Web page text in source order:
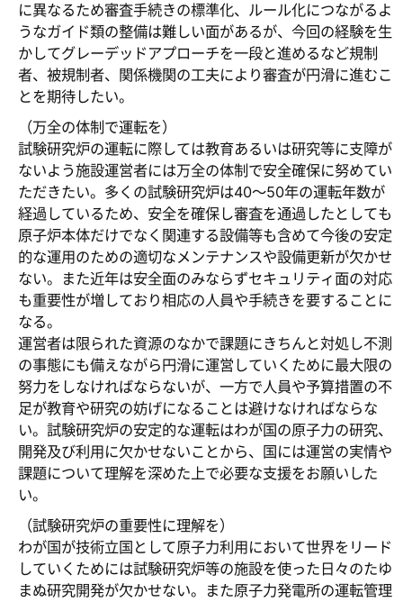
に異なるため審査手続きの標準化、ルール化につながるよ
うなガイド類の整備は難しい面があるが、今回の経験を生
かしてグレーデッドアプローチを一段と進めるなど規制
者、被規制者、関係機関の工夫により審査が円滑に進むこ
とを期待したい。
（万全の体制で運転を）
試験研究炉の運転に際しては教育あるいは研究等に支障が
ないよう施設運営者には万全の体制で安全確保に努めてい
ただきたい。多くの試験研究炉は40～50年の運転年数が
経過しているため、安全を確保し審査を通過したとしても
原子炉本体だけでなく関連する設備等も含めて今後の安定
的な運用のための適切なメンテナンスや設備更新が欠かせ
ない。また近年は安全面のみならずセキュリティ面の対応
も重要性が増しており相応の人員や手続きを要することに
なる。
運営者は限られた資源のなかで課題にきちんと対処し不測
の事態にも備えながら円滑に運営していくために最大限の
努力をしなければならないが、一方で人員や予算措置の不
足が教育や研究の妨げになることは避けなければならな
い。試験研究炉の安定的な運転はわが国の原子力の研究、
開発及び利用に欠かせないことから、国には運営の実情や
課題について理解を深めた上で必要な支援をお願いした
い。
（試験研究炉の重要性に理解を）
わが国が技術立国として原子力利用において世界をリード
していくためには試験研究炉等の施設を使った日々のたゆ
まぬ研究開発が欠かせない。また原子力発電所の運転管理